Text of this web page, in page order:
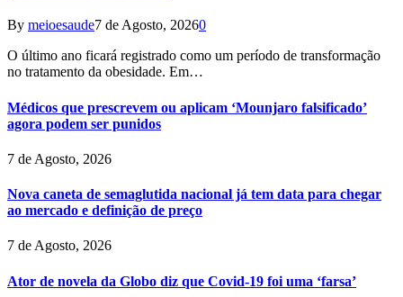
By meioesaude7 de Agosto, 20260
O último ano ficará registrado como um período de transformação
no tratamento da obesidade. Em…
Médicos que prescrevem ou aplicam ‘Mounjaro falsificado’
agora podem ser punidos
7 de Agosto, 2026
Nova caneta de semaglutida nacional já tem data para chegar
ao mercado e definição de preço
7 de Agosto, 2026
Ator de novela da Globo diz que Covid-19 foi uma ‘farsa’